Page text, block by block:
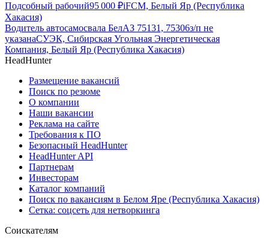
Подсобный рабочий95 000 ₽iFCM, Белый Яр (Республика
Хакасия)
Водитель автосамосвала БелАЗ 75131, 75306з/п не
указанаСУЭК, Сибирская Угольная Энергетическая
Компания, Белый Яр (Республика Хакасия)
HeadHunter
Размещение вакансий
Поиск по резюме
О компании
Наши вакансии
Реклама на сайте
Требования к ПО
Безопасный HeadHunter
HeadHunter API
Партнерам
Инвесторам
Каталог компаний
Поиск по вакансиям в Белом Яре (Республика Хакасия)
Сетка: соцсеть для нетворкинга
Соискателям